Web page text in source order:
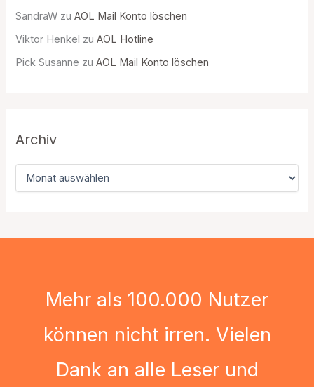
SandraW zuAOL Mail Konto löschen
Viktor Henkel zuAOL Hotline
Pick Susanne zuAOL Mail Konto löschen
Archiv
v
Mehr als 100.000 Nutzer
können nicht irren. Vielen
Dank an alle Leser und